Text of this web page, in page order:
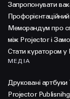
Запропонувати
Меморандум про
між Projector і
Стати куратором
МЕДІА
Друковані
Projector